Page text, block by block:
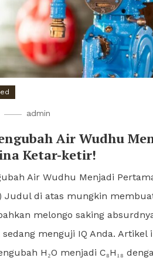
admin
Air Wudhu
Ketar-ketir!
Air Wudhu Menjadi
Judul di atas mungkin
melongo saking
menguji IQ Anda.
H₂O menjadi C₈H₁₈